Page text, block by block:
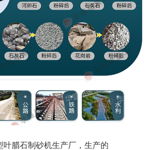
叶腊石制砂机生产厂，生产的